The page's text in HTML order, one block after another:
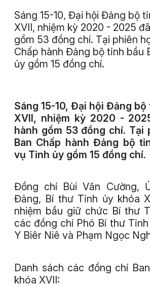
Sáng 15-10, Đại hội Đảng bộ
XVII, nhiệm kỳ 2020 - 2025
gồm 53 đồng chí. Tại phiên
Chấp hành Đảng bộ tỉnh bầu
ủy gồm 15 đồng chí.
Sáng 15-10, Đại hội Đảng
XVII, nhiệm kỳ 2020 -
hành gồm 53 đồng chí. Tại
Ban Chấp hành Đảng bộ
vụ Tỉnh ủy gồm 15 đồng chí.
Đồng chí Bùi Văn Cường,
Đảng, Bí thư Tỉnh ủy khóa
nhiệm bầu giữ chức Bí thư
các đồng chí Phó Bí thư
Y Biêr Niê và Phạm Ngọc
Danh sách các đồng chí
khóa XVII: